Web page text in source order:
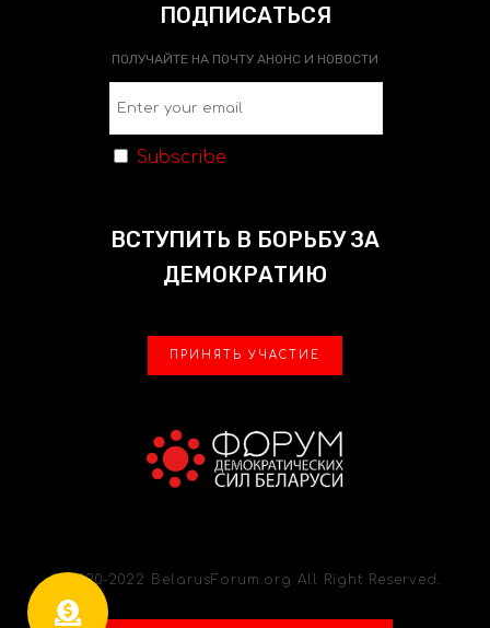
ПОДПИСАТЬСЯ
ПОЛУЧАЙТЕ НА ПОЧТУ АНОНС И НОВОСТИ
Subscribe
ВСТУПИТЬ В БОРЬБУ ЗА
ДЕМОКРАТИЮ
ПРИНЯТЬ УЧАСТИЕ
© 2020-2022 BelarusForum.org All Right Reserved.